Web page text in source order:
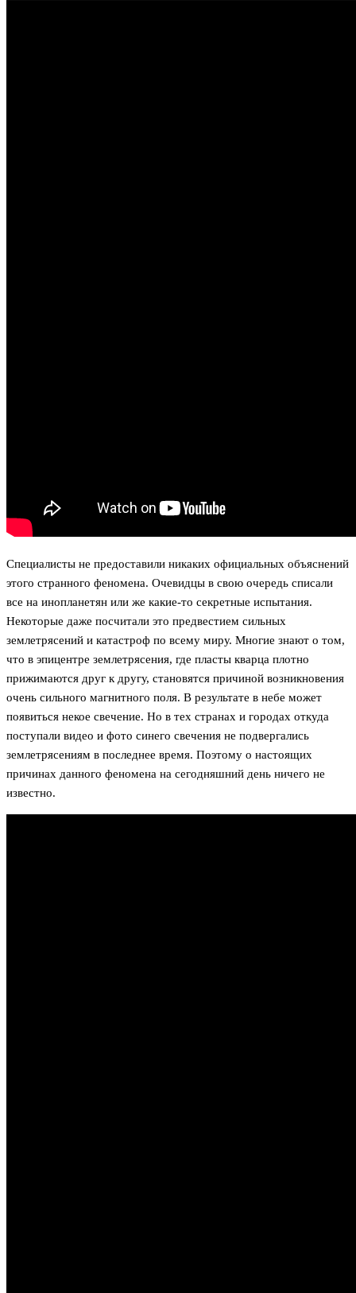
Специалисты не предоставили никаких официальных объяснений
этого странного феномена. Очевидцы в свою очередь списали
все на инопланетян или же какие-то секретные испытания.
Некоторые даже посчитали это предвестием сильных
землетрясений и катастроф по всему миру. Многие знают о том,
что в эпицентре землетрясения, где пласты кварца плотно
прижимаются друг к другу, становятся причиной возникновения
очень сильного магнитного поля. В результате в небе может
появиться некое свечение. Но в тех странах и городах откуда
поступали видео и фото синего свечения не подвергались
землетрясениям в последнее время. Поэтому о настоящих
причинах данного феномена на сегодняшний день ничего не
известно.